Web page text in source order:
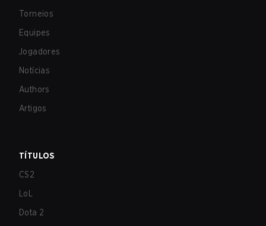
Torneios
Equipes
Jogadores
Notícias
Authors
Artigos
TÍTULOS
CS2
LoL
Dota 2